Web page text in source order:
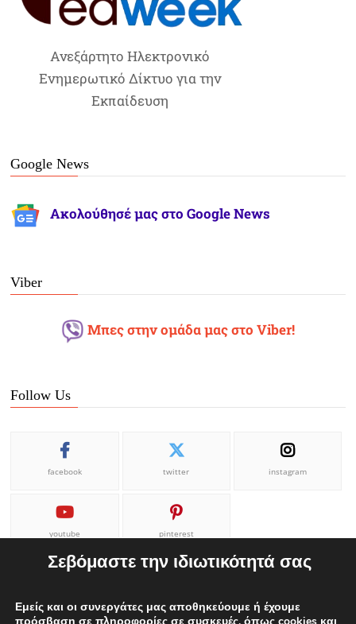
Ανεξάρτητο Ηλεκτρονικό
Ενημερωτικό Δίκτυο για την
Εκπαίδευση
Google News
Ακολούθησέ μας στο Google News
Viber
Μπες στην ομάδα μας στο Viber!
Follow Us
facebook twitter instagram
youtube pinterest
Σεβόμαστε την ιδιωτικότητά σας
Εμείς και οι συνεργάτες μας αποθηκεύουμε ή έχουμε